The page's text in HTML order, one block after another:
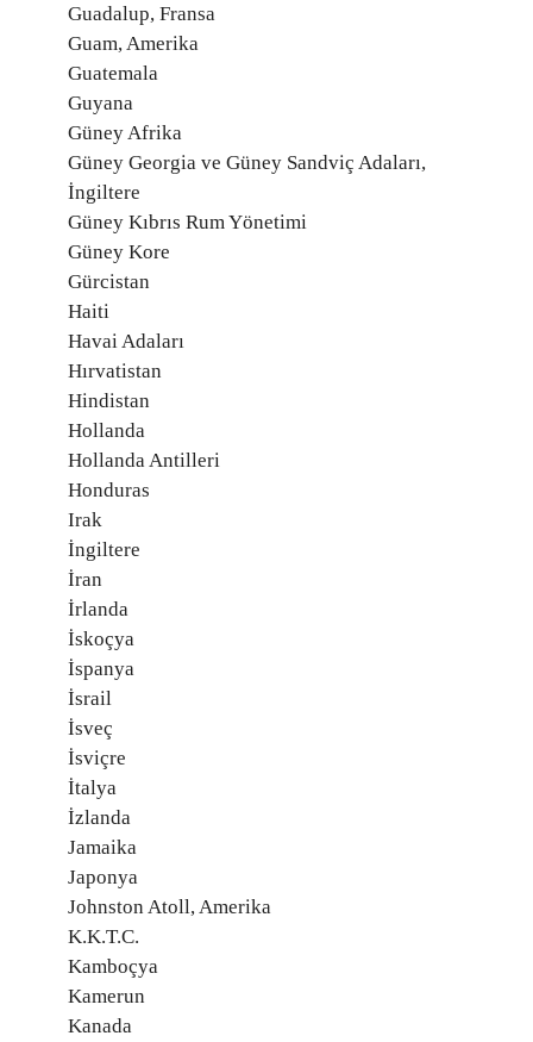
Guadalup, Fransa
Guam, Amerika
Guatemala
Guyana
Güney Afrika
Güney Georgia ve Güney Sandviç Adaları,
İngiltere
Güney Kıbrıs Rum Yönetimi
Güney Kore
Gürcistan
Haiti
Havai Adaları
Hırvatistan
Hindistan
Hollanda
Hollanda Antilleri
Honduras
Irak
İngiltere
İran
İrlanda
İskoçya
İspanya
İsrail
İsveç
İsviçre
İtalya
İzlanda
Jamaika
Japonya
Johnston Atoll, Amerika
K.K.T.C.
Kamboçya
Kamerun
Kanada